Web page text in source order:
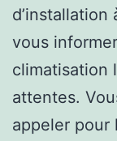
vous
climatisation
attentes.
appeler pour